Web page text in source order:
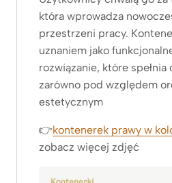
która wprowadza
przestrzeni pracy.
uznaniem jako
rozwiązanie, które spełnia
zarówno pod względem
estetycznym
👉kontenerek prawy w
zobacz więcej zdjęć